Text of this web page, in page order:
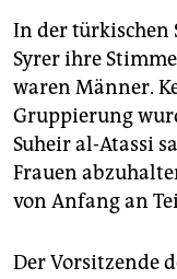
In der türkischen
Syrer ihre
waren Männer.
Gruppierung
Suheir al-Atassi
Frauen
von Anfang an
Der Vorsitzende